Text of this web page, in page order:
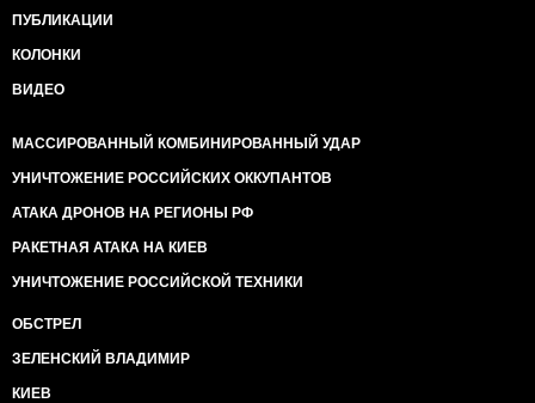
ПУБЛИКАЦИИ
КОЛОНКИ
ВИДЕО
МАССИРОВАННЫЙ КОМБИНИРОВАННЫЙ УДАР
УНИЧТОЖЕНИЕ РОССИЙСКИХ ОККУПАНТОВ
АТАКА ДРОНОВ НА РЕГИОНЫ РФ
РАКЕТНАЯ АТАКА НА КИЕВ
УНИЧТОЖЕНИЕ РОССИЙСКОЙ ТЕХНИКИ
ОБСТРЕЛ
ЗЕЛЕНСКИЙ ВЛАДИМИР
КИЕВ